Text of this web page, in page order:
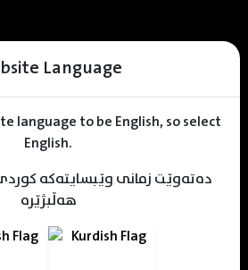
Language
language to be English, so select
English.
دەتەوێت زمانی وێبسایتەکە
هەڵبژێرە
KDV Designer
Designer